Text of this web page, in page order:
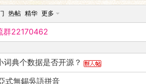
热帖 精华 更多
群22170462
词典个数据是否开源？
式無錫吳語拼音